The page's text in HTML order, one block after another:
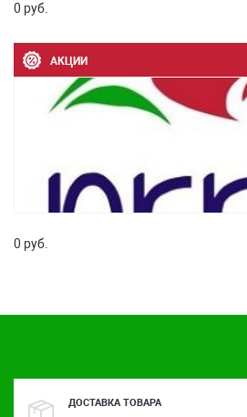
0 руб.
АКЦИИ
0 руб.
ДОСТАВКА ТОВАРА